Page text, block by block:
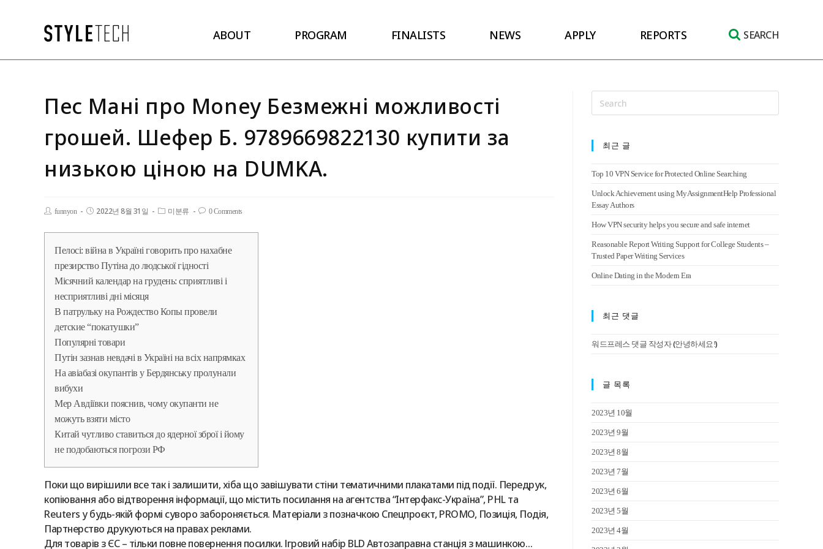
SEARCH
ABOUT PROGRAM FINALISTS NEWS APPLY REPORTS
Пес Мані про Money Безмежні можливості
грошей. Шефер Б. 9789669822130 купити за
низькою ціною на DUMKA.
funnyon 2022년 8월 31일 미분류 0 Comments
Пелосі: війна в Україні говорить про нахабне
презирство Путіна до людської гідності
Місячний календар на грудень: сприятливі і
несприятливі дні місяця
В патрульку на Рождество Копы провели
детские “покатушки”
Популярні товари
Путін зазнав невдачі в Україні на всіх напрямках
На авіабазі окупантів у Бердянську пролунали
вибухи
Мер Авдіївки пояснив, чому окупанти не
можуть взяти місто
Китай чутливо ставиться до ядерної зброї і йому
не подобаються погрози РФ
Поки що вирішили все так і залишити, хіба що завішувати стіни тематичними плакатами під події. Передрук,
копiювання або вiдтворення iнформацiї, що мiстить посилання на агентства “Iнтерфакс-Україна”, PHL та
Reuters у будь-якiй формi суворо забороняється. Матеріали з позначкою Спецпроєкт, PROMO, Позиція, Подія,
Партнерство друкуються на правах реклами.
Для товарів з ЄС – тільки повне повернення посилки. Ігровий набір BLD Автозаправна станція з машинкою…
최근 글
Top 10 VPN Service for Protected Online Searching
Unlock Achievement using MyAssignmentHelp Professional
Essay Authors
How VPN security helps you secure and safe internet
Reasonable Report Writing Support for College Students –
Trusted Paper Writing Services
Online Dating in the Modern Era
최근 댓글
워드프레스 댓글 작성자(안녕하세요!)
글 목록
2023년 10월
2023년 9월
2023년 8월
2023년 7월
2023년 6월
2023년 5월
2023년 4월